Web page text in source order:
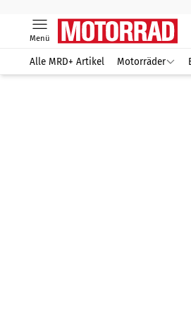
Menü
Alle MRD+ Artikel Motorräder